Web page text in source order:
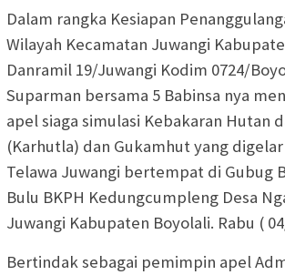
Dalam rangka Kesiapan
Wilayah Kecamatan Juwangi
Danramil 19/Juwangi Kodim 0724/
Suparman bersama 5 Babinsa nya
apel siaga simulasi Kebakaran Hutan
(Karhutla) dan Gukamhut yang
Telawa Juwangi bertempat di Gubug
Bulu BKPH Kedungcumpleng Desa
Juwangi Kabupaten Boyolali. Rabu (
Bertindak sebagai pemimpin apel